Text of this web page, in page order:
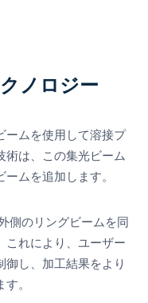
ノロジー
ームを使用して溶接プ
術は、この集光ビーム
ムを追加します。
側のリングビームを同
これにより、ユーザー
し、加工結果をより
。